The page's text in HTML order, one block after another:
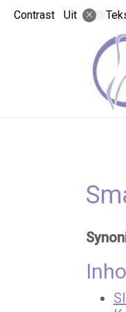
Contrast Uit